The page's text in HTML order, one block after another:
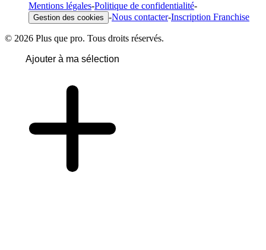
Mentions légales-Politique de confidentialité-
Gestion des cookies -Nous contacter-Inscription Franchise
© 2026 Plus que pro. Tous droits réservés.
Ajouter à ma sélection